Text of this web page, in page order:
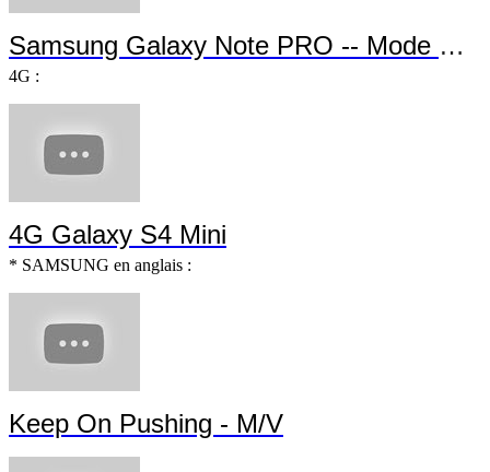
Samsung Galaxy Note PRO -- Mode
4G :
4G Galaxy S4 Mini
* SAMSUNG en anglais :
Keep On Pushing - M/V